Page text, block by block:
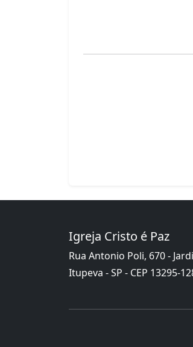
Igreja Cristo é Paz
Rua Antonio Poli, 670 -
Itupeva - SP - CEP 13295-